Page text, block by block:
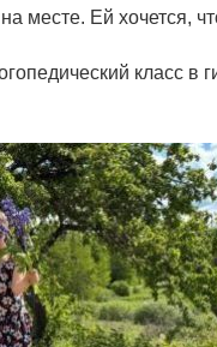
месте. Ей хочется,
класс в